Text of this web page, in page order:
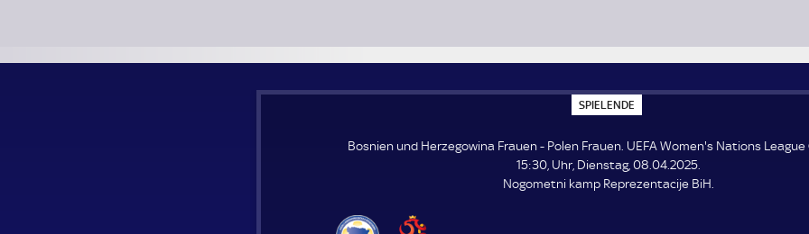
SPIELENDE
P
E
L
E
N
Bosnien und Herzegowina Frauen - Polen Frauen. UEFA Women's Nations League
15:30, Uhr, Dienstag, 08.04.2025.
Nogometni kamp Reprezentacije BiH.